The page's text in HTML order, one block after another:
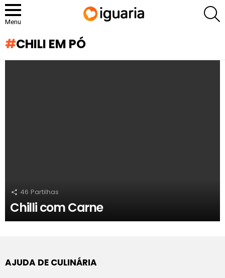
Menu
CHILI EM PÓ
46 Partilhas
Chilli com Carne
AJUDA DE CULINÁRIA